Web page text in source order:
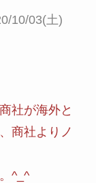
10/03(土)
社が海外と
商社よりノ
^_^